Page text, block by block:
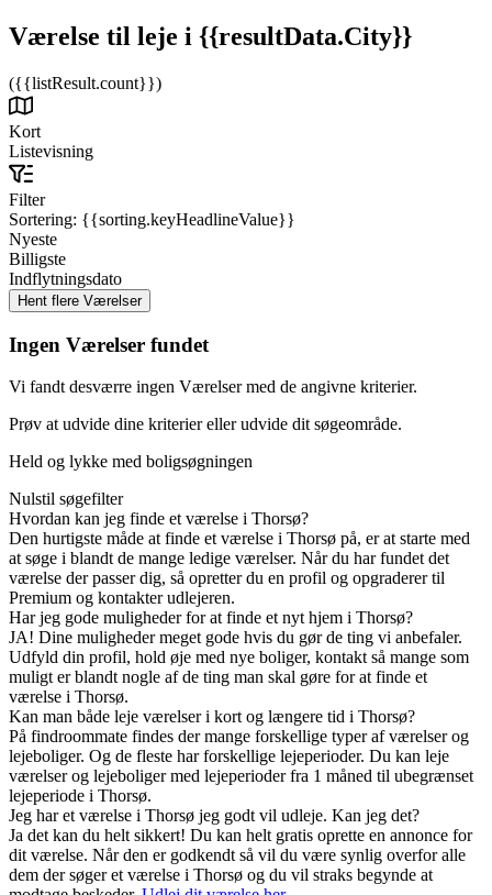
Værelse til leje i {{resultData.City}}
({{listResult.count}})
Kort
Listevisning
Filter
Sortering: {{sorting.keyHeadlineValue}}
Nyeste
Billigste
Indflytningsdato
Ingen Værelser fundet
Vi fandt desværre ingen Værelser med de angivne kriterier.
Prøv at udvide dine kriterier eller udvide dit søgeområde.
Held og lykke med boligsøgningen
Nulstil søgefilter
Hvordan kan jeg finde et værelse i Thorsø?
Den hurtigste måde at finde et værelse i Thorsø på, er at starte med
at søge i blandt de mange ledige værelser. Når du har fundet det
værelse der passer dig, så opretter du en profil og opgraderer til
Premium og kontakter udlejeren.
Har jeg gode muligheder for at finde et nyt hjem i Thorsø?
JA! Dine muligheder meget gode hvis du gør de ting vi anbefaler.
Udfyld din profil, hold øje med nye boliger, kontakt så mange som
muligt er blandt nogle af de ting man skal gøre for at finde et
værelse i Thorsø.
Kan man både leje værelser i kort og længere tid i Thorsø?
På findroommate findes der mange forskellige typer af værelser og
lejeboliger. Og de fleste har forskellige lejeperioder. Du kan leje
værelser og lejeboliger med lejeperioder fra 1 måned til ubegrænset
lejeperiode i Thorsø.
Jeg har et værelse i Thorsø jeg godt vil udleje. Kan jeg det?
Ja det kan du helt sikkert! Du kan helt gratis oprette en annonce for
dit værelse. Når den er godkendt så vil du være synlig overfor alle
dem der søger et værelse i Thorsø og du vil straks begynde at